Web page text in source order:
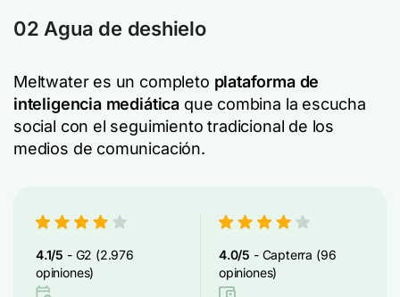
02 Agua de deshielo
Meltwater es un completo plataforma de
inteligencia mediática que combina la escucha
social con el seguimiento tradicional de los
medios de comunicación.
4.1/5 - G2 (2.976
opiniones)
4.0/5 - Capterra (96
opiniones)